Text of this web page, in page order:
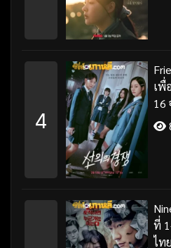
4
เพื่
16
ที่
ไทย